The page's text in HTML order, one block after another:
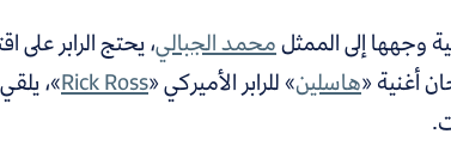
وجهها إلى الممثلمحمد الجبالي،يحتج الرابر على
أغنية «هاسلين» للرابر الأميركي «Rick Ross»،